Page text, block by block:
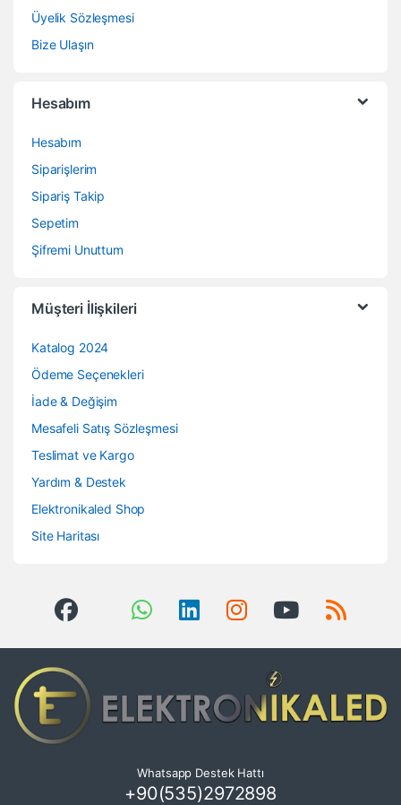
Üyelik Sözleşmesi
Bize Ulaşın
Hesabım
Hesabım
Siparişlerim
Sipariş Takip
Sepetim
Şifremi Unuttum
Müşteri İlişkileri
Katalog 2024
Ödeme Seçenekleri
İade & Değişim
Mesafeli Satış Sözleşmesi
Teslimat ve Kargo
Yardım & Destek
Elektronikaled Shop
Site Haritası
Whatsapp Destek Hattı
+90(535)2972898